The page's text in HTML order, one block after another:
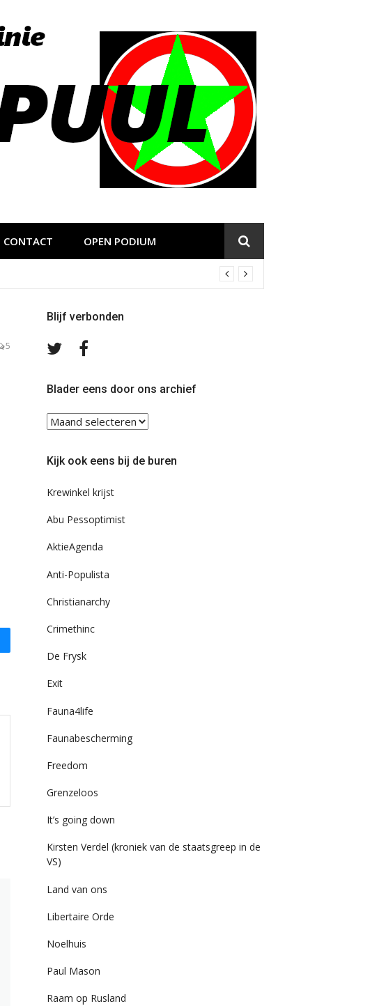
CONTACT OPEN PODIUM
5
Blijf verbonden
Volg
TwitterFacebook
Blader eens door ons archief
Blader
eens
ons
Kijk ook eens bij de buren
Krewinkel krijst
Abu Pessoptimist
AktieAgenda
Anti-Populista
Christianarchy
Crimethinc
De Frysk
Exit
Fauna4life
Faunabescherming
Freedom
Grenzeloos
It’s going down
Kirsten Verdel (kroniek van de staatsgreep in de
VS)
Land van ons
Libertaire Orde
Noelhuis
Paul Mason
Raam op Rusland